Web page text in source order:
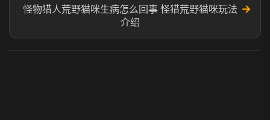
怪物猎人荒野猫咪生病怎么回事 怪猎荒野猫咪玩法
介绍
→